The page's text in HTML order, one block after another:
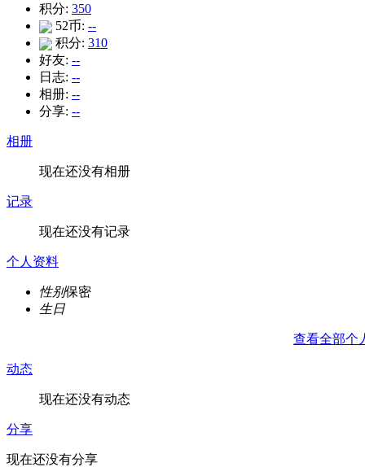
积分: 350
52币: --
积分: 310
好友: --
日志: --
相册: --
分享: --
相册
现在还没有相册
记录
现在还没有记录
个人资料
性别保密
生日
查看全部个
动态
现在还没有动态
分享
现在还没有分享